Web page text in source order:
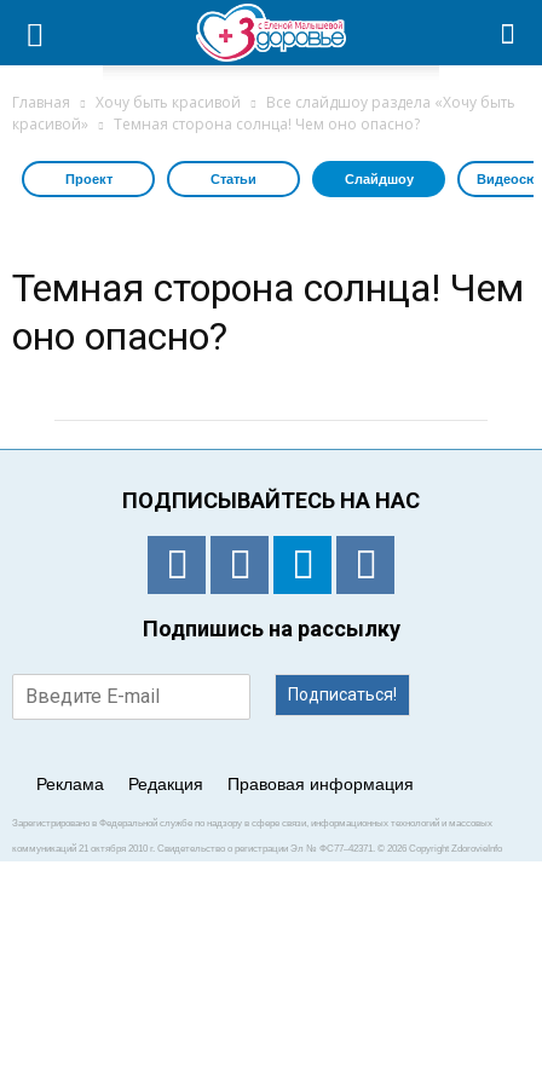
Главная Хочу быть красивой
Все слайдшоу раздела «Хочу быть
красивой»
Темная сторона солнца! Чем оно опасно?
Проект Статьи Слайдшоу
Темная сторона солнца! Чем
оно опасно?
ПОДПИСЫВАЙТЕСЬ НА НАС
Подпишись на рассылку
Подписаться!
Реклама Редакция Правовая информация
Зарегистрировано в Федеральной службе по надзору в сфере связи, информационных технологий и массовых
коммуникаций 21 октября 2010 г. Свидетельство о регистрации Эл № ФС77–42371. © 2026 Copyright ZdorovieInfo